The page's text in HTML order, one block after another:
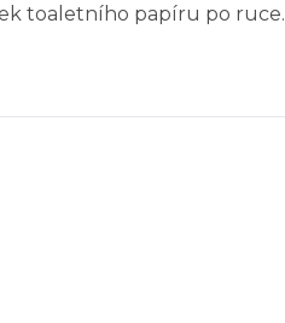
toaletního papíru po ruce.